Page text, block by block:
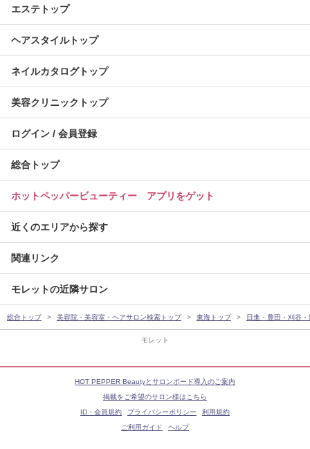
モレット
エステトップ
ヘアスタイルトップ
ネイルカタログトップ
美容クリニックトップ
ログイン / 会員登録
総合トップ
ホットペッパービューティー アプリをゲット
近くのエリアから探す
関連リンク
モレットの近隣サロン
総合トップ 美容院・美容室・ヘアサロン検索トップ 東海トップ 日進・豊田・刈谷
HOT PEPPER Beautyとサロンボード導入のご案内
掲載をご希望のサロン様はこちら
ID・会員規約
プライバシーポリシー
利用規約
ご利用ガイド
ヘルプ